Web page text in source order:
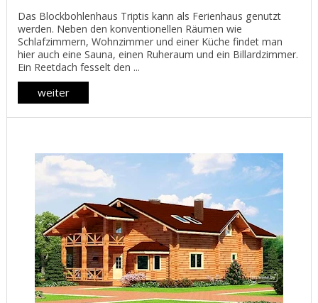
Das Blockbohlenhaus Triptis kann als Ferienhaus genutzt
werden. Neben den konventionellen Räumen wie
Schlafzimmern, Wohnzimmer und einer Küche findet man
hier auch eine Sauna, einen Ruheraum und ein Billardzimmer.
Ein Reetdach fesselt den ...
weiter